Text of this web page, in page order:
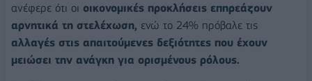
ανέφερε ότι οι οικονομικές προκλήσεις επηρεάζουν
αρνητικά τη στελέχωση, ενώ το 24% πρόβαλε τις
αλλαγές στις απαιτούμενες δεξιότητες που έχουν
μειώσει την ανάγκη για ορισμένους ρόλους.